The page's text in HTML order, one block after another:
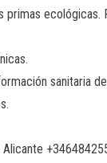
sanitaria